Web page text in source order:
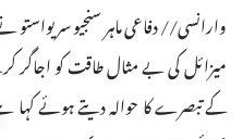
وارانسی// دفاعی ماہر سنجیو
میزائل کی بے مثال طاقت کو اجاگر
کے تبصرے کا حوالہ دیتے ہوئے کہا